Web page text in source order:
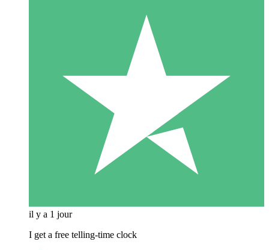
il y a 1 jour
I get a free telling-time clock